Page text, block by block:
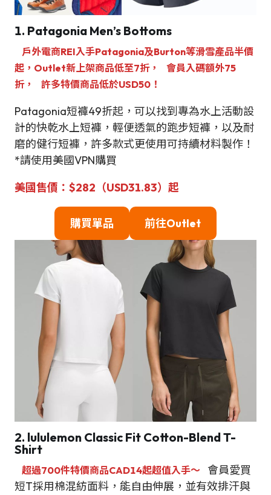
1. Patagonia Men’s Bottoms
戶外電商REI入手Patagonia及Burton等滑雪產品半價
起，Outlet新上架商品低至7折，
會員入碼額外75
折，
許多特價商品低於USD50！
Patagonia短褲49折起，可以找到專為水上活動設
計的快乾水上短褲，輕便透氣的跑步短褲，以及耐
磨的健行短褲，許多款式更使用可持續材料製作！
*請使用美國VPN購買
美國售價：$282（USD31.83）起
購買單品 前往Outlet
2. lululemon Classic Fit Cotton-Blend T-
Shirt
超過700件特價商品CAD14起超值入手～
會員愛買
短T採用棉混紡面料，能自由伸展，並有效排汗與